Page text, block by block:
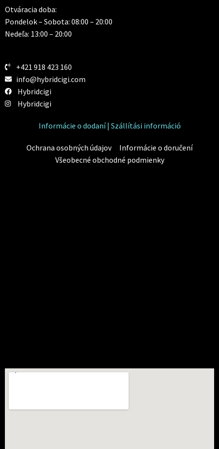
Otváracia doba:
Pondelok – Sobota: 08:00 – 20:00
Nedeľa: 13:00 – 20:00
+421 918 423 160
info@hybridcigi.com
Hybridcigi
Hybridcigi
Informácie o dodaní | Szállítási információ
Ochrana osobných údajov
Informácie o doručení
Všeobecné obchodné podmienky